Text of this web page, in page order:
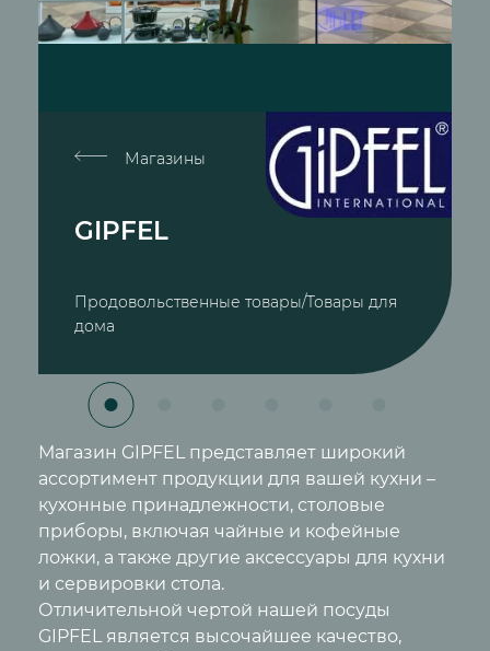
Магазины
GIPFEL
Продовольственные товары/Товары для
дома
Магазин GIPFEL представляет широкий
ассортимент продукции для вашей кухни –
кухонные принадлежности, столовые
приборы, включая чайные и кофейные
ложки, а также другие аксессуары для кухни
и сервировки стола.
Отличительной чертой нашей посуды
GIPFEL является высочайшее качество,